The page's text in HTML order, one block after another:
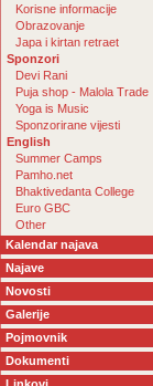
Korisne informacije
Obrazovanje
Japa i kirtan retraet
Sponzori
Devi Rani
Puja shop - Malola Trade
Yoga is Music
Sponzorirane vijesti
English
Summer Camps
Pamho.net
Bhaktivedanta College
Euro GBC
Other
Kalendar najava
Najave
Novosti
Galerije
Pojmovnik
Dokumenti